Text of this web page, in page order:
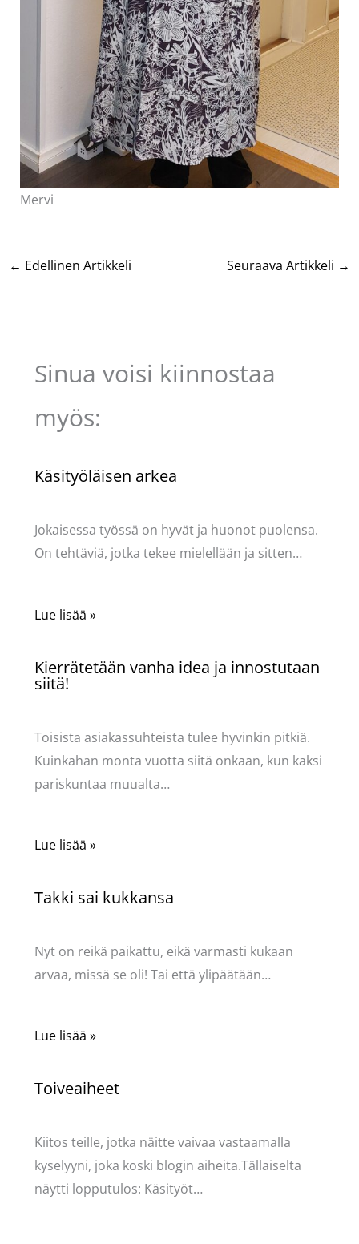
Mervi
← Edellinen Artikkeli Seuraava Artikkeli →
Sinua voisi kiinnostaa
myös:
Käsityöläisen arkea
Jokaisessa työssä on hyvät ja huonot puolensa.
On tehtäviä, jotka tekee mielellään ja sitten…
Lue lisää »
Kierrätetään vanha idea ja innostutaan
siitä!
Toisista asiakassuhteista tulee hyvinkin pitkiä.
Kuinkahan monta vuotta siitä onkaan, kun kaksi
pariskuntaa muualta…
Lue lisää »
Takki sai kukkansa
Nyt on reikä paikattu, eikä varmasti kukaan
arvaa, missä se oli! Tai että ylipäätään…
Lue lisää »
Toiveaiheet
Kiitos teille, jotka näitte vaivaa vastaamalla
kyselyyni, joka koski blogin aiheita.Tällaiselta
näytti lopputulos: Käsityöt…